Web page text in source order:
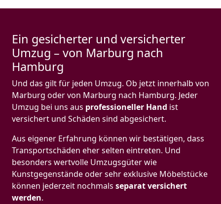
Ein gesicherter und versicherter
Umzug – von Marburg nach
Hamburg
Und das gilt für jeden Umzug. Ob jetzt innerhalb von
Marburg oder von Marburg nach Hamburg. Jeder
Umzug bei uns aus professioneller Hand ist
versichert und Schäden sind abgesichert.
Aus eigener Erfahrung können wir bestätigen, dass
Transportschäden eher selten eintreten. Und
besonders wertvolle Umzugsgüter wie
Kunstgegenstände oder sehr exklusive Möbelstücke
können jederzeit nochmals separat versichert
werden.